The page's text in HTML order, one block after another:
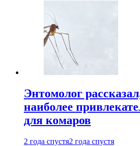
Энтомолог
наиболее
для комаров
2 года спустя2 года спустя